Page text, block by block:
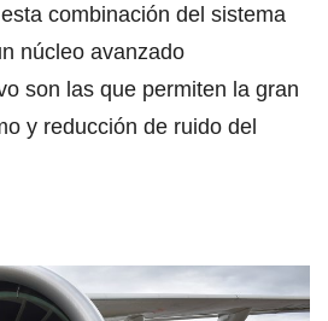
combinación del sistema
núcleo avanzado
son las que permiten la gran
y reducción de ruido del